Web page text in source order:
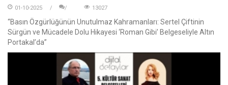
01-10-2025 13027
“Basın Özgürlüğünün Unutulmaz Kahramanları: Sertel Çiftinin
Sürgün ve Mücadele Dolu Hikayesi ‘Roman Gibi’ Belgeseliyle Altın
Portakal’da”